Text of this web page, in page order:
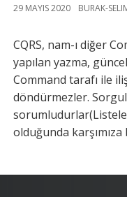
29 MAYIS 2020 BURAK-
CQRS, nam-ı diğer
yapılan yazma,
Command tarafı ile
döndürmezler.
olduğunda karşımıza